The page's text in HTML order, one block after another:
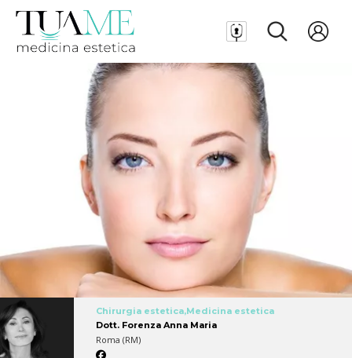
Chirurgia estetica,Medicina estetica
Dott. Forenza Anna Maria
Roma (RM)